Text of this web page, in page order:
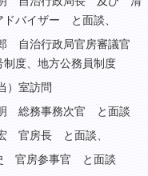
バイザー と面談、
政局官房審議官
制度、地方公務員制度
訪問
総務事務次官 と面談
官房長 と面談、
事官 と面談